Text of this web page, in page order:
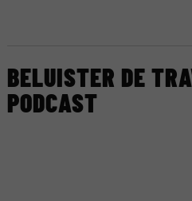
BELUISTER DE
PODCAST